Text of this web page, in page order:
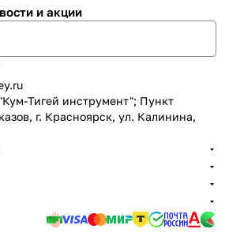
и акции
Тигей инструмент"; Пункт
г. Красноярск, ул. Калинина,